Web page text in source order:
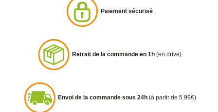
Paiement sécurisé
Retrait de la commande en 1h (en drive)
Envoi de la commande sous 24h (à partir de 5.99€)